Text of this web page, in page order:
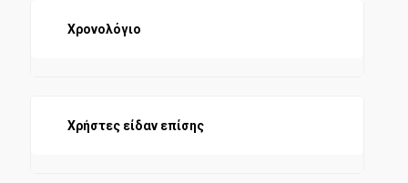
Χρονολόγιο
Χρήστες είδαν επίσης